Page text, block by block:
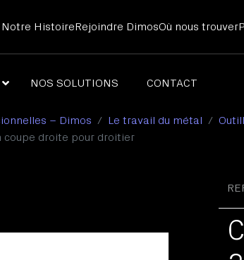
Notre HistoireRejoindre DimosOù nous trouver
Crochets ardoises
NOS SOLUTIONS CONTACT
– Dimos Le travail du métal
droite pour droitier